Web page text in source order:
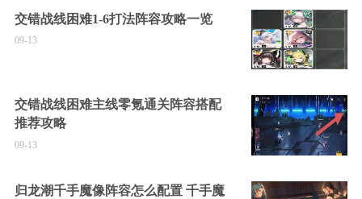
交错战线困难1-6打法阵容攻略一览
09-13
交错战线困难主线零氪通关阵容搭配
推荐攻略
09-13
归龙潮千手魔像阵容怎么配置 千手魔